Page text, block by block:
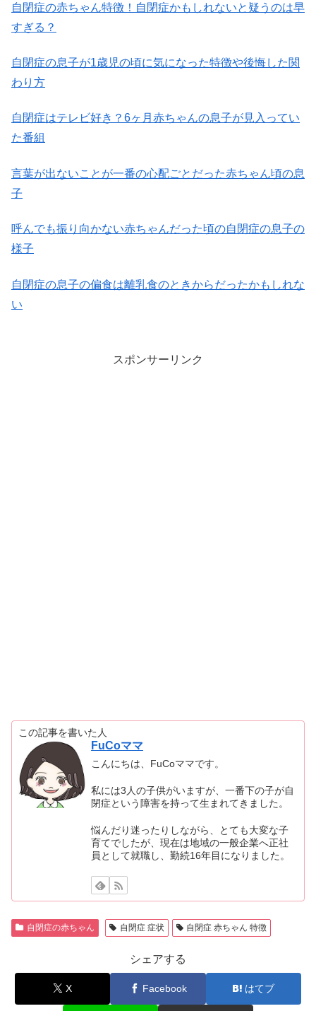
自閉症の赤ちゃん特徴！自閉症かもしれないと疑うのは早
すぎる？
自閉症の息子が1歳児の頃に気になった特徴や後悔した関
わり方
自閉症はテレビ好き？6ヶ月赤ちゃんの息子が見入ってい
た番組
言葉が出ないことが一番の心配ごとだった赤ちゃん頃の息
子
呼んでも振り向かない赤ちゃんだった頃の自閉症の息子の
様子
自閉症の息子の偏食は離乳食のときからだったかもしれな
い
スポンサーリンク
この記事を書いた人
FuCoママ
こんにちは、FuCoママです。
私には3人の子供がいますが、一番下の子が自
閉症という障害を持って生まれてきました。
悩んだり迷ったりしながら、とても大変な子
育てでしたが、現在は地域の一般企業へ正社
員として就職し、勤続16年目になりました。
自閉症の赤ちゃん 自閉症 症状 自閉症 赤ちゃん 特徴
シェアする
X Facebook はてブ